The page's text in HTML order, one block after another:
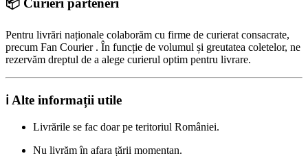
📦 Curieri parteneri
Pentru livrări naționale colaborăm cu firme de curierat consacrate,
precum Fan Courier . În funcție de volumul și greutatea coletelor, ne
rezervăm dreptul de a alege curierul optim pentru livrare.
ℹ️ Alte informații utile
Livrările se fac doar pe teritoriul României.
Nu livrăm în afara țării momentan.